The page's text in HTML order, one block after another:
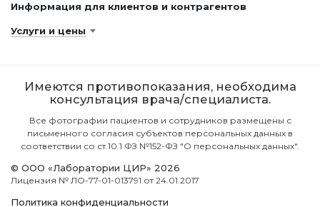
Информация для клиентов и контрагентов
Услуги и цены
Имеются противопоказания, необходима
консультация врача/специалиста.
Все фотографии пациентов и сотрудников размещены с
письменного согласия субъектов персональных данных в
соответствии со ст.10.1 ФЗ №152-ФЗ "О персональных данных".
© ООО «Лаборатории ЦИР» 2026
Лицензия № ЛО-77-01-013791 от 24.01.2017
Политика конфиденциальности